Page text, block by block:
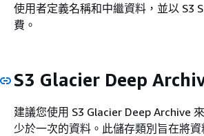
使用者定義名稱和中繼資料，並以 S3
費。
S3 Glacier Deep
建議您使用 S3 Glacier Deep Archive
少於一次的資料。此儲存類別旨在將